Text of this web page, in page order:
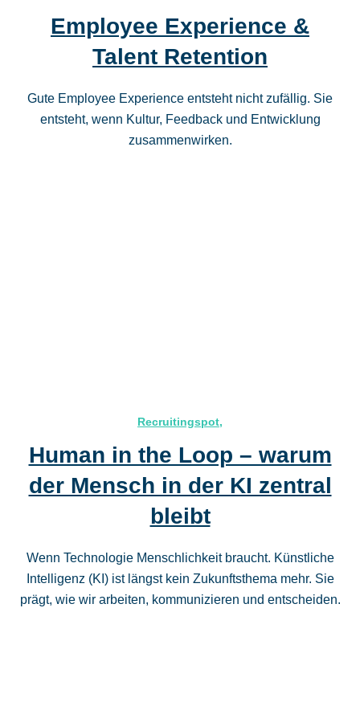
Employee Experience &
Talent Retention
Gute Employee Experience entsteht nicht zufällig. Sie
entsteht, wenn Kultur, Feedback und Entwicklung
zusammenwirken.
Recruitingspot,
Human in the Loop – warum
der Mensch in der KI zentral
bleibt
Wenn Technologie Menschlichkeit braucht. Künstliche
Intelligenz (KI) ist längst kein Zukunftsthema mehr. Sie
prägt, wie wir arbeiten, kommunizieren und entscheiden.